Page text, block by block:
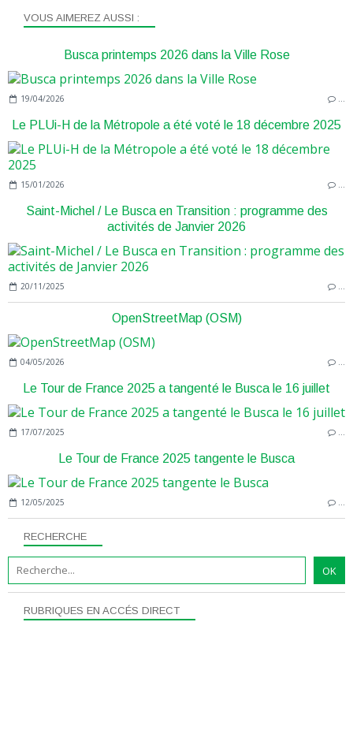
RECHERCHE
VOUS AIMEREZ AUSSI :
Busca printemps 2026 dans la Ville Rose
19/04/2026 …
Le PLUi-H de la Métropole a été voté le 18 décembre 2025
15/01/2026 …
Saint-Michel / Le Busca en Transition : programme des
activités de Janvier 2026
20/11/2025 …
OpenStreetMap (OSM)
04/05/2026 …
Le Tour de France 2025 a tangenté le Busca le 16 juillet
17/07/2025 …
Le Tour de France 2025 tangente le Busca
12/05/2025 …
RUBRIQUES EN ACCÉS DIRECT